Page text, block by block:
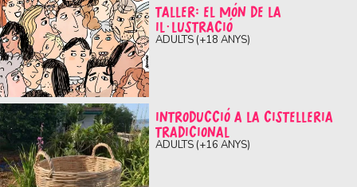
TALLER: EL MÓN DE LA
IL·LUSTRACIÓ
ADULTS (+18 ANYS)
INTRODUCCIÓ A LA CISTELLERIA
TRADICIONAL
ADULTS (+16 ANYS)